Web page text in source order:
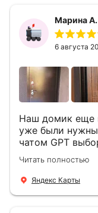
Марина А.
6 августа
Наш домик еще
уже были
чатом GPT
двери Аргус
в компании
ответил на все
Читать полностью
Яндекс Карты